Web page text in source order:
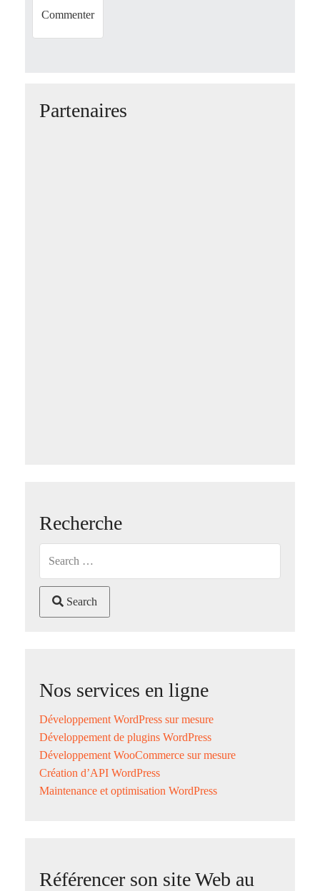
Partenaires
Recherche
Search
Nos services en ligne
Développement WordPress sur mesure
Développement de plugins WordPress
Développement WooCommerce sur mesure
Création d’API WordPress
Maintenance et optimisation WordPress
Référencer son site Web au